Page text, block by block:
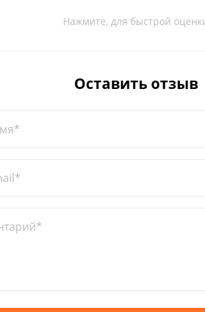
Нажмите, для быстрой
Оставить отзыв